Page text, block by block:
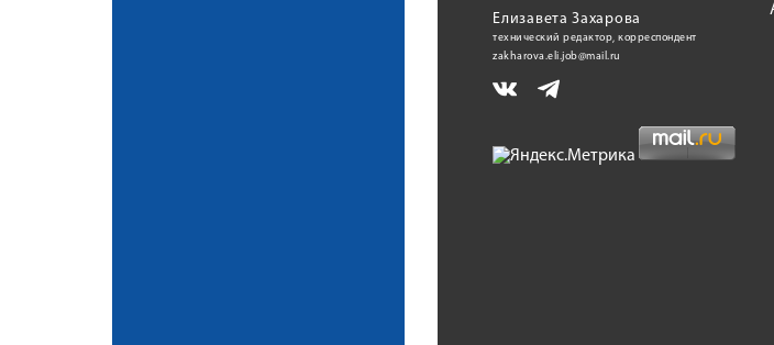
Елизавета Захарова
технический редактор, корреспондент
zakharova.eli.job@mail.ru